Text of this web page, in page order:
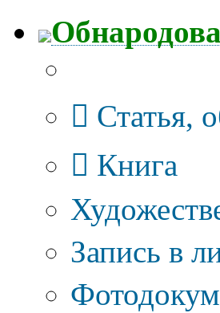
Статья,
Книга
Запись в